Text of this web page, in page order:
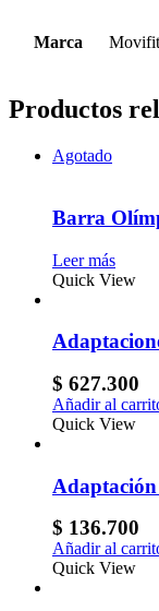
Marca
Productos
Agotado
Barra
Leer más
Quick View
$ 627.300
Añadir al
Quick View
Adaptación
$ 136.700
Añadir al
Quick View